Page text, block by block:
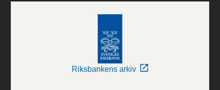
Riksbankens arkiv